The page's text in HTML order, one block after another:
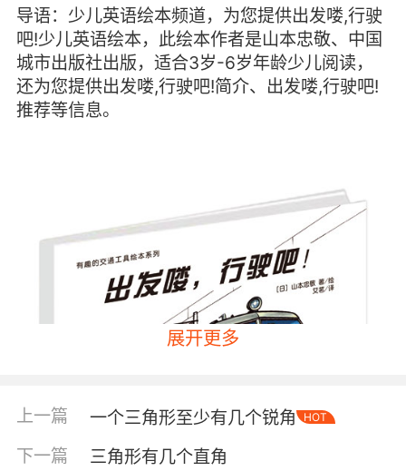
导语：少儿英语绘本频道，为您提供出发喽,行驶
吧!少儿英语绘本，此绘本作者是山本忠敬、中国
城市出版社出版，适合3岁-6岁年龄少儿阅读，
还为您提供出发喽,行驶吧!简介、出发喽,行驶吧!
推荐等信息。
展开更多
上一篇 一个三角形至少有几个锐角 HOT
下一篇 三角形有几个直角